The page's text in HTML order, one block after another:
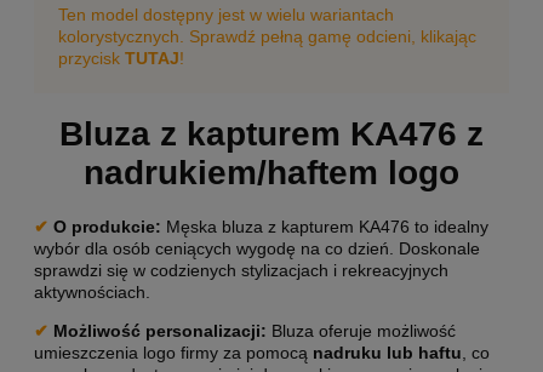
Ten model dostępny jest w wielu wariantach
kolorystycznych. Sprawdź pełną gamę odcieni, klikając
przycisk TUTAJ!
Bluza z kapturem KA476 z
nadrukiem/haftem logo
✔ O produkcie: Męska bluza z kapturem KA476 to idealny
wybór dla osób ceniących wygodę na co dzień. Doskonale
sprawdzi się w codzienych stylizacjach i rekreacyjnych
aktywnościach.
✔ Możliwość personalizacji: Bluza oferuje możliwość
umieszczenia logo firmy za pomocą nadruku lub haftu , co